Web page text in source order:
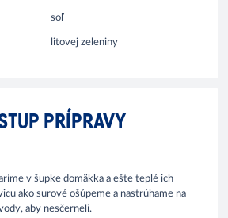
soľ
litovej zeleniny
PRÍPRAVY
v šupke domäkka a ešte teplé ich
ako surové ošúpeme a nastrúhame na
aby nesčerneli.